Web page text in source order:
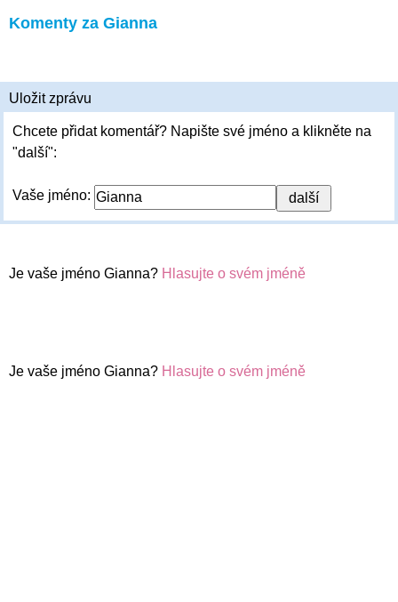
Komenty za Gianna
Uložit zprávu
Chcete přidat komentář? Napište své jméno a klikněte na
"další":
Vaše jméno:
Je vaše jméno Gianna? Hlasujte o svém jméně
Je vaše jméno Gianna? Hlasujte o svém jméně